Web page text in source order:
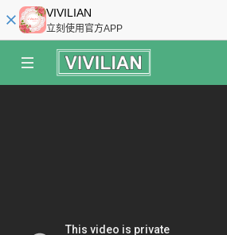
VIVILIAN
立刻使用官方APP